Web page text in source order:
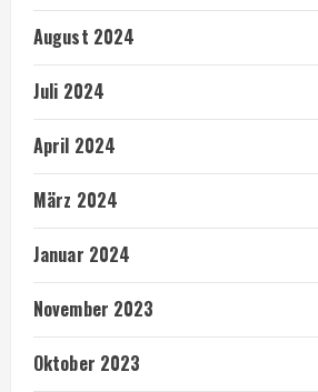
August 2024
Juli 2024
April 2024
März 2024
Januar 2024
November 2023
Oktober 2023